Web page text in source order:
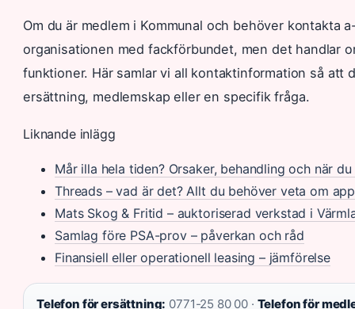
Om du är medlem i Kommunal och behöver kontakta
organisationen med fackförbundet, men det handlar
funktioner. Här samlar vi all kontaktinformation så att
ersättning, medlemskap eller en specifik fråga.
Liknande inlägg
Mår illa hela tiden? Orsaker, behandling och när
Threads – vad är det? Allt du behöver veta om
Mats Skog & Fritid – auktoriserad verkstad i
Samlag före PSA-prov – påverkan och råd
Finansiell eller operationell leasing – jämförelse
Telefon för ersättning: 0771-25 80 00 · Telefon för